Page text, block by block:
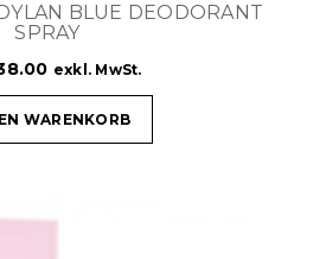
BLUE DEODORANT
SPRAY
exkl. MwSt.
WARENKORB